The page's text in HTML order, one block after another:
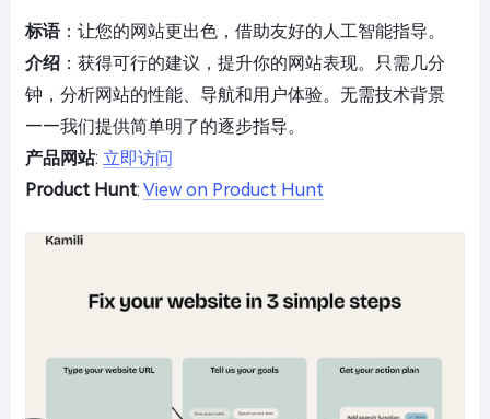
标语：让您的网站更出色，借助友好的人工智能指导。
介绍 ：获得可行的建议，提升你的网站表现。只需几分
钟，分析网站的性能、导航和用户体验。无需技术背景
——我们提供简单明了的逐步指导。
产品网站: 立即访问
Product Hunt: View on Product Hunt